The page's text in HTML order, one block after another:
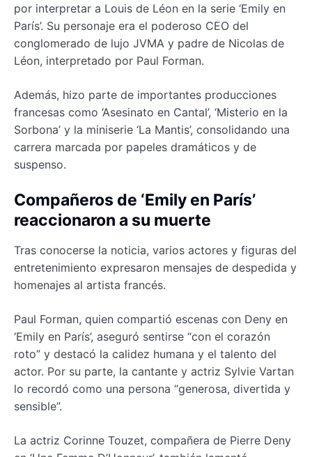
por interpretar a Louis de Léon en la serie ‘Emily en
París’. Su personaje era el poderoso CEO del
conglomerado de lujo JVMA y padre de Nicolas de
Léon, interpretado por Paul Forman.
Además, hizo parte de importantes producciones
francesas como ‘Asesinato en Cantal’, ‘Misterio en la
Sorbona’ y la miniserie ‘La Mantis’, consolidando una
carrera marcada por papeles dramáticos y de
suspenso.
Compañeros de ‘Emily en París’
reaccionaron a su muerte
Tras conocerse la noticia, varios actores y figuras del
entretenimiento expresaron mensajes de despedida y
homenajes al artista francés.
Paul Forman, quien compartió escenas con Deny en
‘Emily en París’, aseguró sentirse “con el corazón
roto” y destacó la calidez humana y el talento del
actor. Por su parte, la cantante y actriz Sylvie Vartan
lo recordó como una persona “generosa, divertida y
sensible”.
La actriz Corinne Touzet, compañera de Pierre Deny